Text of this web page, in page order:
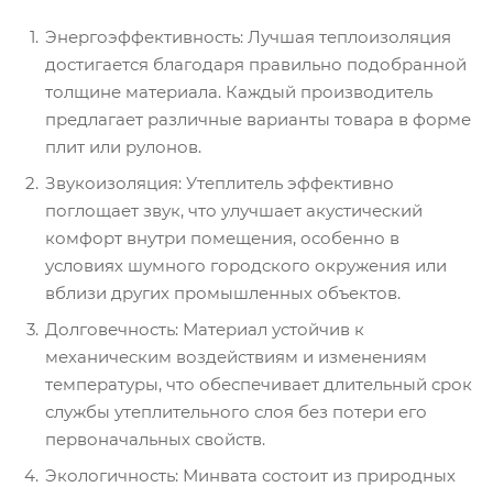
Энергоэффективность: Лучшая теплоизоляция
достигается благодаря правильно подобранной
толщине материала. Каждый производитель
предлагает различные варианты товара в форме
плит или рулонов.
Звукоизоляция: Утеплитель эффективно
поглощает звук, что улучшает акустический
комфорт внутри помещения, особенно в
условиях шумного городского окружения или
вблизи других промышленных объектов.
Долговечность: Материал устойчив к
механическим воздействиям и изменениям
температуры, что обеспечивает длительный срок
службы утеплительного слоя без потери его
первоначальных свойств.
Экологичность: Минвата состоит из природных